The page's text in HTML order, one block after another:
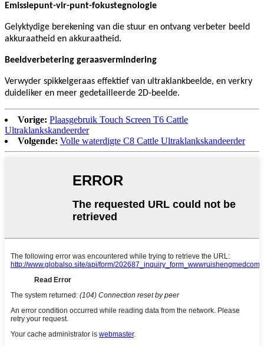
Emissiepunt-vir-punt-fokustegnologie
Gelyktydige berekening van die stuur en ontvang verbeter beeld
akkuraatheid en akkuraatheid.
Beeldverbetering geraasvermindering
Verwyder spikkelgeraas effektief van ultraklankbeelde, en verkry
duideliker en meer gedetailleerde 2D-beelde.
Vorige: Plaasgebruik Touch Screen T6 Cattle
Ultraklankskandeerder
Volgende: Volle waterdigte C8 Cattle Ultraklankskandeerder